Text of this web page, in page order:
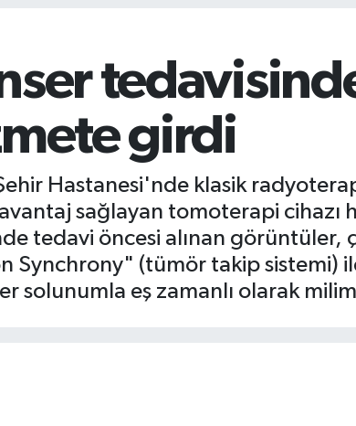
girdi
Hastanesi'nde klasik
sağlayan tomoterapi cihazı
tedavi öncesi alınan görüntüler,
Synchrony" (tümör takip sistemi)
solunumla eş zamanlı olarak